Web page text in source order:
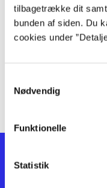
tilbagetrække dit
bunden af siden. Du
cookies under
Nødvendig
Funktionelle
Statistik
lorem ipsum dolor sit
lorem ipsum dolor sit
lorem ipsum dolor sit
lorem ipsum dolor sit